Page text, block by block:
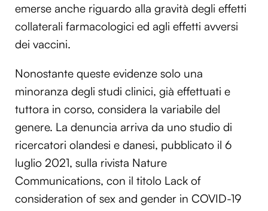
emerse anche riguardo alla gravità degli effetti
collaterali farmacologici ed agli effetti avversi
dei vaccini.
Nonostante queste evidenze solo una
minoranza degli studi clinici, già effettuati e
tuttora in corso, considera la variabile del
genere. La denuncia arriva da uno studio di
ricercatori olandesi e danesi, pubblicato il 6
luglio 2021, sulla rivista Nature
Communications, con il titolo Lack of
consideration of sex and gender in COVID-19